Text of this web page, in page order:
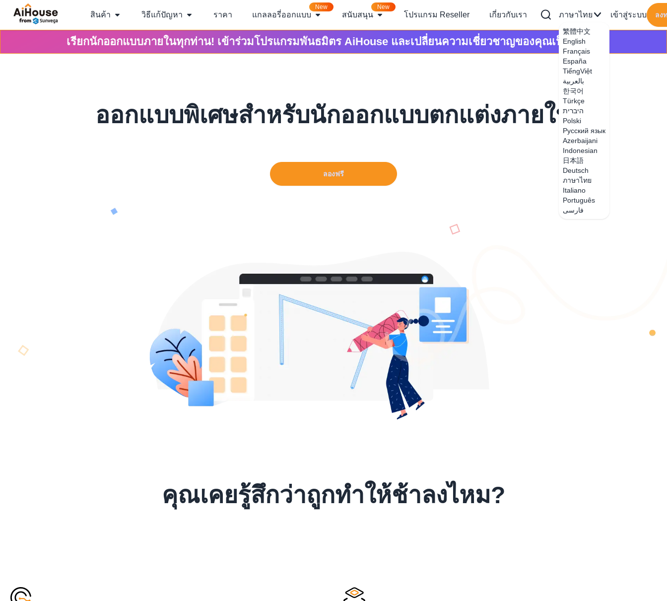
สินค้า วิธีแก้ปัญหา ราคา แกลลอรี่ออกแบบ
New
สนับสนุน
New
โปรแกรม Reseller เกี่ยวกับเรา ภาษาไทย
繁體中文
English
Français
España
TiếngViệt
بالعربية
한국어
Türkçe
היברית
Polski
Русский язык
Azerbaijani
Indonesian
日本語
Deutsch
ภาษาไทย
Italiano
Português
فارسی
เข้าสู่ระบบ ลง
เรียกนักออกแบบภายในทุกท่าน! เข้าร่วมโปรแกรมพันธมิตร AiHouse และเปลี่ยนความเชี่ยวชาญของคุณเป็นรายได้
ออกแบบพิเศษสำหรับนักออกแบบตกแต่งภายใน
ลองฟรี
คุณเคยรู้สึกว่าถูกทำให้ช้าลงไหม?